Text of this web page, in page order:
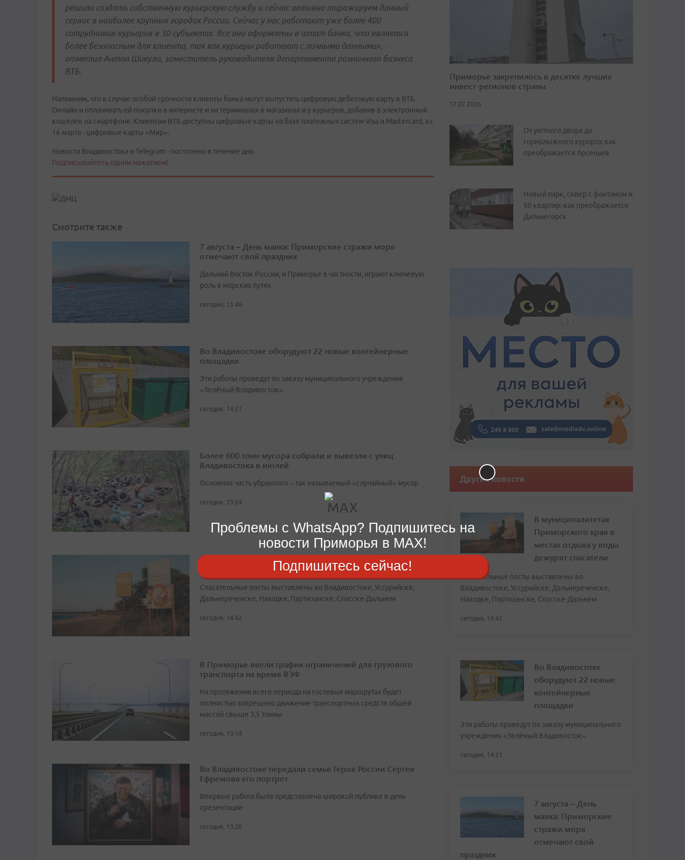
решили создать собственную курьерскую службу и сейчас активно тиражируем данный
сервис в наиболее крупных городах России. Сейчас у нас работают уже более 400
сотрудников-курьеров в 30 субъектах. Все они оформлены в штат банка, что является
более безопасным для клиента, так как курьеры работают с личными данными», -
отметил Антон Шикуло, заместитель руководителя департамента розничного бизнеса
ВТБ.
Напомним, что в случае особой срочности клиенты банка могут выпустить цифровую дебетовую карту в ВТБ
Онлайн и оплачивать ей покупки в интернете и на терминалах в магазинах и у курьеров, добавив в электронный
кошелек на смартфоне. Клиентам ВТБ доступны цифровые карты на базе платежных систем Visa и Mastercard, а с
16 марта - цифровые карты «Мир».
Новости Владивостока в Telegram - постоянно в течение дня.
Подписывайтесь одним нажатием!
Смотрите также
7 августа – День маяка: Приморские стражи моря
отмечают свой праздник
Дальний Восток России, и Приморье в частности, играют ключевую
роль в морских путях
сегодня, 13:46
Во Владивостоке оборудуют 22 новые контейнерные
площадки
Эти работы проведут по заказу муниципального учреждения
«Зелёный Владивосток»
сегодня, 14:21
Более 600 тонн мусора собрали и вывезли с улиц
Владивостока в июлей
Основная часть убранного – так называемый «случайный» мусор
сегодня, 13:24
В муниципалитетах Приморского края в местах отдыха у
воды дежурят спасатели
Спасательные посты выставлены во Владивостоке, Уссурийске,
Дальнереченске, Находке, Партизанске, Спасске-Дальнем
сегодня, 14:42
В Приморье ввели график ограничений для грузового
транспорта на время ВЭФ
На протяжении всего периода на гостевых маршрутах будет
полностью запрещено движение транспортных средств общей
массой свыше 3,5 тонны
сегодня, 13:14
Во Владивостоке передали семье Героя России Сергея
Ефремова его портрет
Впервые работа была представлена широкой публике в день
презентации
сегодня, 13:20
Приморье закрепилось в десятке лучших
инвест-регионов страны
17.07.2026
От уютного двора до
горнолыжного курорта: как
преображается Арсеньев
Новый парк, сквер с фонтаном и
50 квартир: как преображается
Дальнегорск
Другие новости
В муниципалитетах
Приморского края в
местах отдыха у воды
дежурят спасатели
Спасательные посты выставлены во
Владивостоке, Уссурийске, Дальнереченске,
Находке, Партизанске, Спасске-Дальнем
сегодня, 14:42
Во Владивостоке
оборудуют 22 новые
контейнерные
площадки
Эти работы проведут по заказу муниципального
учреждения «Зелёный Владивосток»
сегодня, 14:21
7 августа – День
маяка: Приморские
стражи моря
отмечают свой
праздник
Проблемы с WhatsApp? Подпишитесь на
новости Приморья в MAX!
Подпишитесь сейчас!